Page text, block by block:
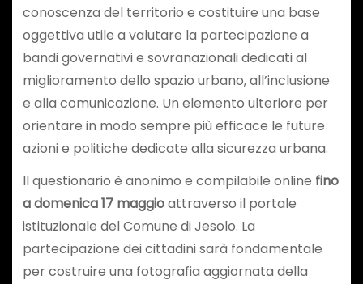
conoscenza del territorio e costituire una base
oggettiva utile a valutare la partecipazione a
bandi governativi e sovranazionali dedicati al
miglioramento dello spazio urbano, all’inclusione
e alla comunicazione. Un elemento ulteriore per
orientare in modo sempre più efficace le future
azioni e politiche dedicate alla sicurezza urbana.
Il questionario è anonimo e compilabile online fino
a domenica 17 maggioattraverso il portale
istituzionale del Comune di Jesolo. La
partecipazione dei cittadini sarà fondamentale
per costruire una fotografia aggiornata della